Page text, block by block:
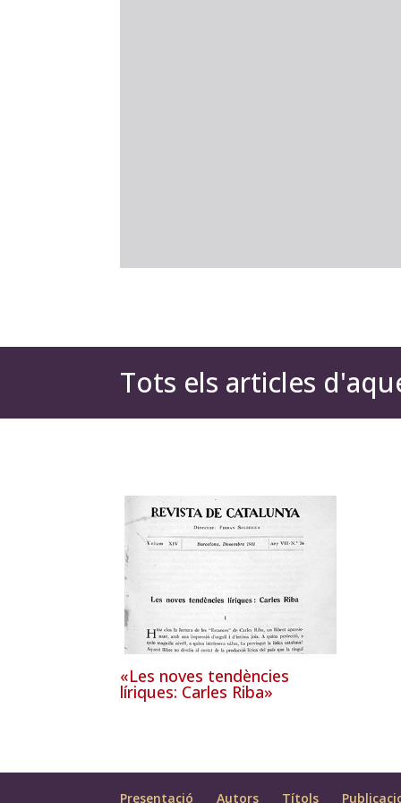
Tots els articles
«Les noves tendències
líriques: Carles Riba»
Presentació Autors Títols